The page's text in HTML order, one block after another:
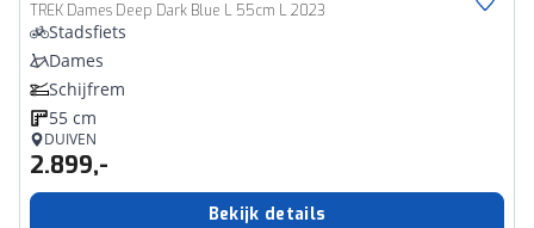
TREK Dames Deep Dark Blue L 55cm L 2023
Stadsfiets
Dames
Schijfrem
55 cm
DUIVEN
2.899,-
Bekijk details